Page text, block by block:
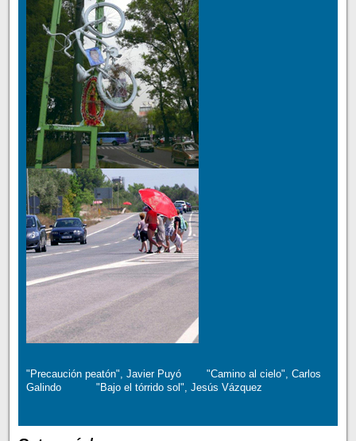
"Precaución peatón", Javier Puyó "Camino al cielo", Carlos
Galindo "Bajo el tórrido sol", Jesús Vázquez